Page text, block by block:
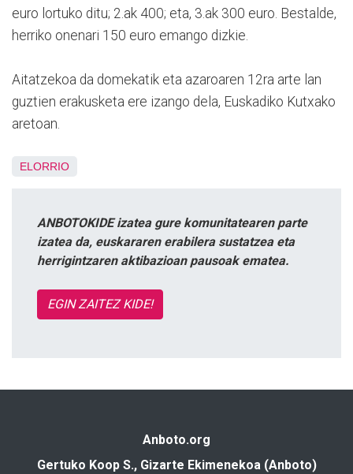
euro lortuko ditu; 2.ak 400; eta, 3.ak 300 euro. Bestalde,
herriko onenari 150 euro emango dizkie.
Aitatzekoa da domekatik eta azaroaren 12ra arte lan
guztien erakusketa ere izango dela, Euskadiko Kutxako
aretoan.
ELORRIO
ANBOTOKIDE izatea gure komunitatearen parte
izatea da, euskararen erabilera sustatzea eta
herrigintzaren aktibazioan pausoak ematea.
EGIN ZAITEZ KIDE!
Anboto.org
Gertuko Koop S., Gizarte Ekimenekoa (Anboto)